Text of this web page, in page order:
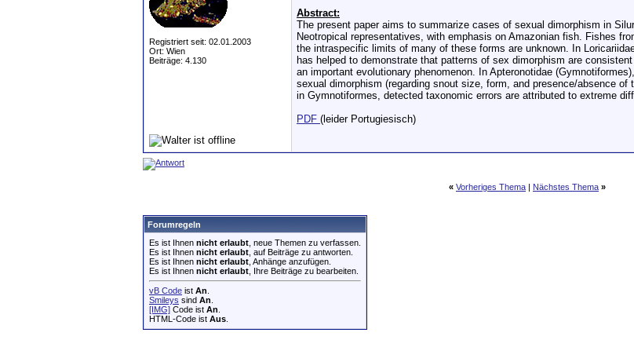
Registriert seit: 02.01.2003
Ort: Wien
Beiträge: 4.130
Abstract:
The present paper aims to summarize cases of sexual dimorphism in
Neotropical representatives, with emphasis on Amazonian fish. Fishes
the intraspecific limits of many of these forms are unknown. In
has helped to demonstrate that patterns of sex dimorphism are
an important evolutionary phenomenon. In Apteronotidae
sexual dimorphism (regarding snout size, form, and presence/absence
in Gymnotiformes, detected taxonomic errors are attributed to extreme
PDF (leider Portugiesisch)
« Vorheriges Thema | Nächstes Thema »
Forumregeln
Es ist Ihnen nicht erlaubt , neue Themen zu verfassen.
Es ist Ihnen nicht erlaubt , auf Beiträge zu antworten.
Es ist Ihnen nicht erlaubt , Anhänge anzufügen.
Es ist Ihnen nicht erlaubt , Ihre Beiträge zu bearbeiten.
vB Code ist An
Smileys sind An
[IMG] Code ist An
HTML-Code ist Aus